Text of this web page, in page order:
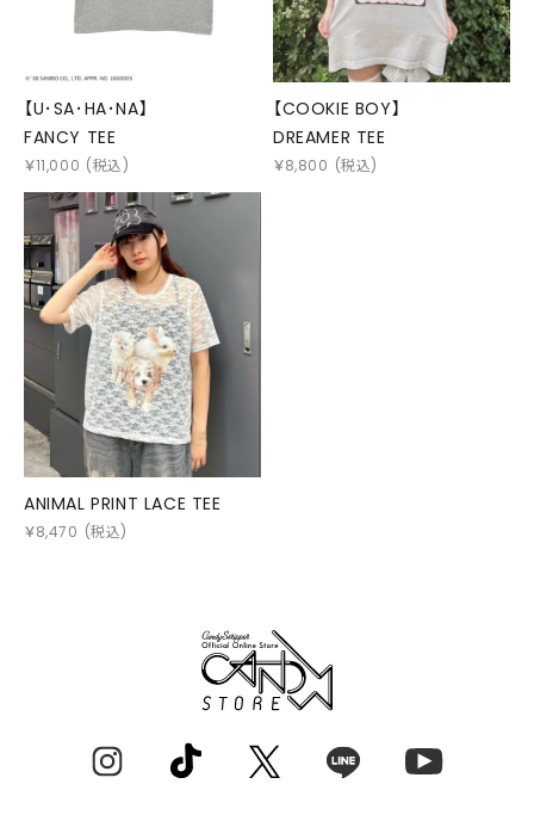
【U･SA･HA･NA】
FANCY TEE
￥11,000 (税込)
【COOKIE BOY】
DREAMER TEE
￥8,800 (税込)
ANIMAL PRINT LACE TEE
￥8,470 (税込)